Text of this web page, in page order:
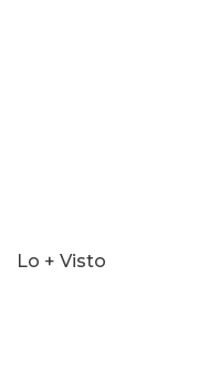
Lo + Visto